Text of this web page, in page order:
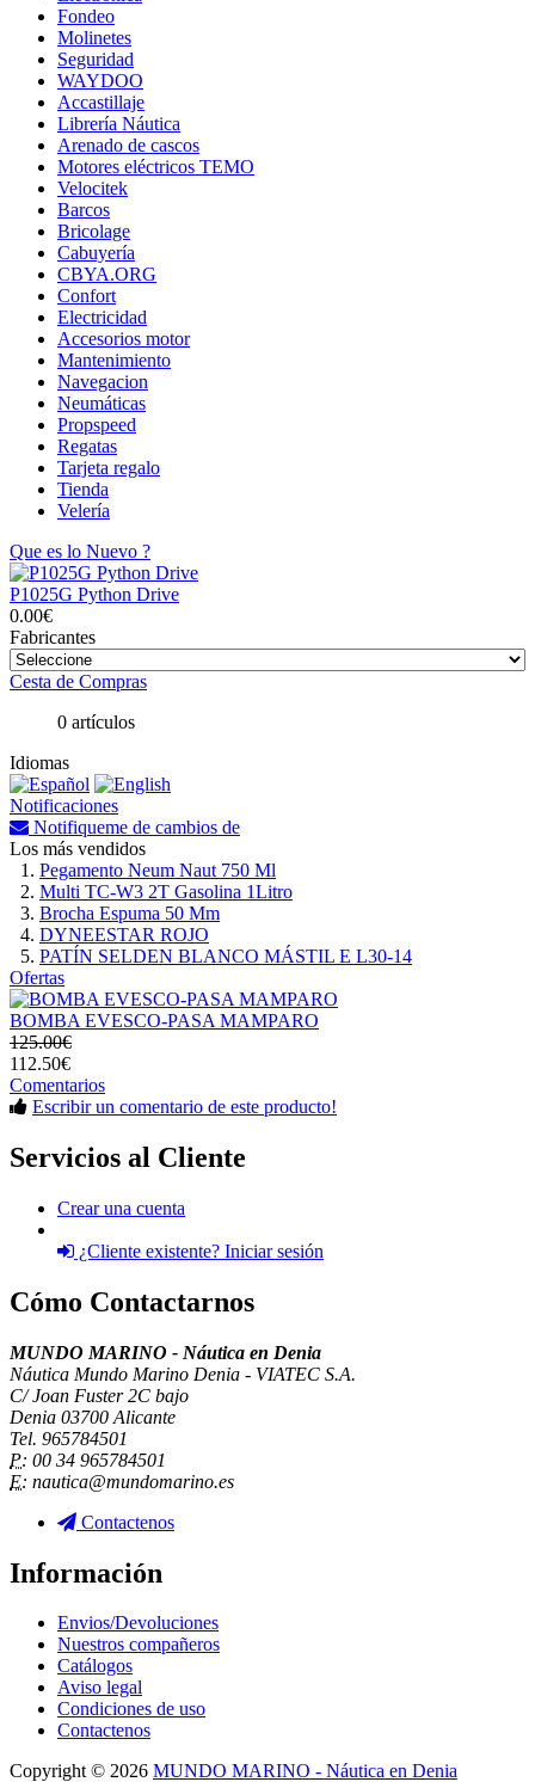
Fondeo
Molinetes
Seguridad
WAYDOO
Accastillaje
Librería Náutica
Arenado de cascos
Motores eléctricos TEMO
Velocitek
Barcos
Bricolage
Cabuyería
CBYA.ORG
Confort
Electricidad
Accesorios motor
Mantenimiento
Navegacion
Neumáticas
Propspeed
Regatas
Tarjeta regalo
Tienda
Velería
Que es lo Nuevo ?
P1025G Python Drive
0.00€
Fabricantes
Cesta de Compras
0 artículos
Idiomas
Notificaciones
Notifiqueme de cambios de
Los más vendidos
Pegamento Neum Naut 750 Ml
Multi TC-W3 2T Gasolina 1Litro
Brocha Espuma 50 Mm
DYNEESTAR ROJO
PATÍN SELDEN BLANCO MÁSTIL E L30-14
Ofertas
BOMBA EVESCO-PASA MAMPARO
125.00€
112.50€
Comentarios
Escribir un comentario de este producto!
Servicios al Cliente
Crear una cuenta
¿Cliente existente? Iniciar sesión
Cómo Contactarnos
MUNDO MARINO - Náutica en Denia
Náutica Mundo Marino Denia - VIATEC S.A.
C/ Joan Fuster 2C bajo
Denia 03700 Alicante
Tel. 965784501
P: 00 34 965784501
E: nautica@mundomarino.es
Contactenos
Información
Envios/Devoluciones
Nuestros compañeros
Catálogos
Aviso legal
Condiciones de uso
Contactenos
Copyright © 2026 MUNDO MARINO - Náutica en Denia